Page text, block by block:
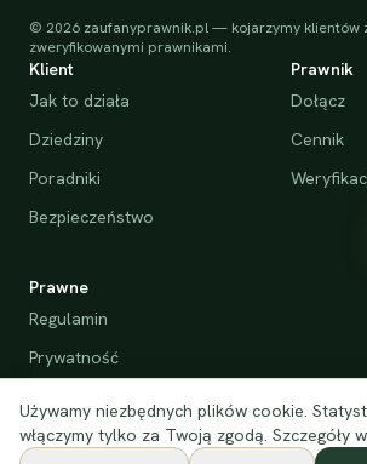
© 2026 zaufanyprawnik.pl — kojarzymy klientów
zweryfikowanymi prawnikami.
Klient
Jak to działa
Dziedziny
Poradniki
Bezpieczeństwo
Prawnik
Dołącz
Cennik
Prawne
Regulamin
Prywatność
Deklaracja dostępności
Używamy niezbędnych plików cookie.
włączymy tylko za Twoją zgodą. Szczegóły w